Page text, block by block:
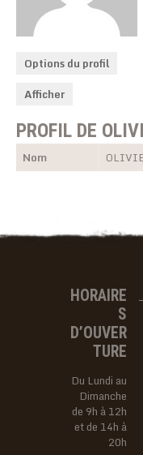
Options du profil
Afficher
PROFIL DE
Nom
HORAIRE
S
D’OUVER
TURE
Du Lundi au
Dimanche
de 9h à 12h
et de 14h à
20h